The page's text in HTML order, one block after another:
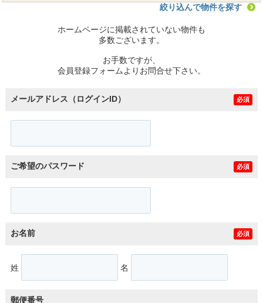
絞り込んで物件を探す
ホームページに掲載されていない物件も
多数ございます。
お手数ですが、
会員登録フォームよりお問合せ下さい。
メールアドレス（ログインID） 必須
ご希望のパスワード 必須
お名前 必須
姓 名
郵便番号